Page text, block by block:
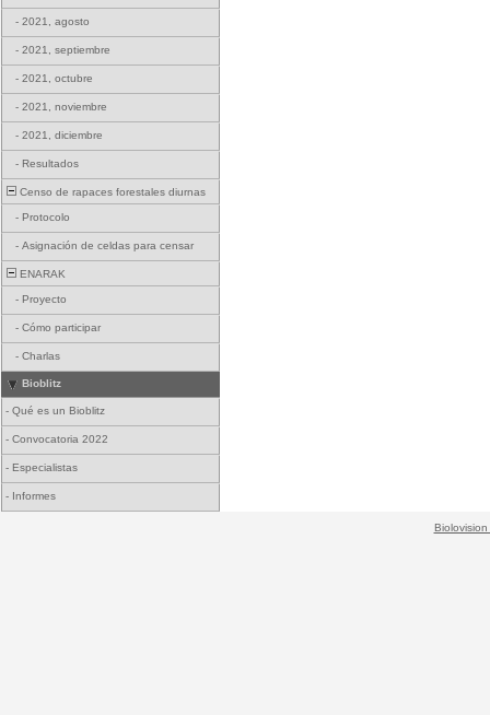
- 2021, agosto
- 2021, septiembre
- 2021, octubre
- 2021, noviembre
- 2021, diciembre
- Resultados
Censo de rapaces forestales diurnas
- Protocolo
- Asignación de celdas para censar
ENARAK
- Proyecto
- Cómo participar
- Charlas
Bioblitz
- Qué es un Bioblitz
- Convocatoria 2022
- Especialistas
- Informes
Biolovision